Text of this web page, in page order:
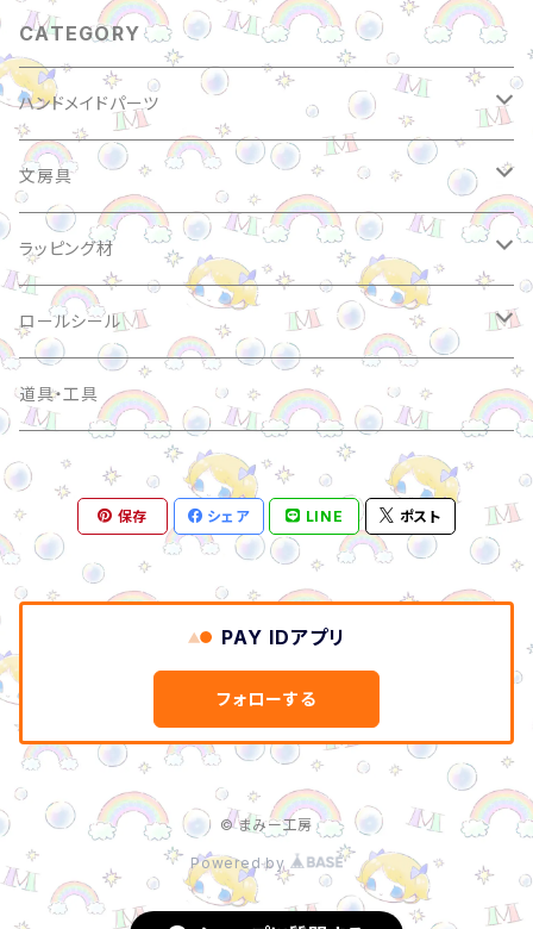
CATEGORY
ハンドメイドパーツ
アクリルビーズ
パールビーズ
アルファベットビーズ
アクリルチャーム
アクリルカボション・デコパーツ
ガラスカボション
スペーサー
キーホルダー
ヘアピン ヘアパーツ
ピアス イヤリング
文房具
バインダー
シール・ステッカー
マスキングテープ
ミニカード
ラッピング材
サンキューシール
ケアシール
リボン
ハロウィン
クリスマス
ロールシール
ラウンド
スクエア
ダイカット
道具・工具
保存 シェア LINE ポスト
PAY IDアプリ
フォローする
© まみー工房
Powered by